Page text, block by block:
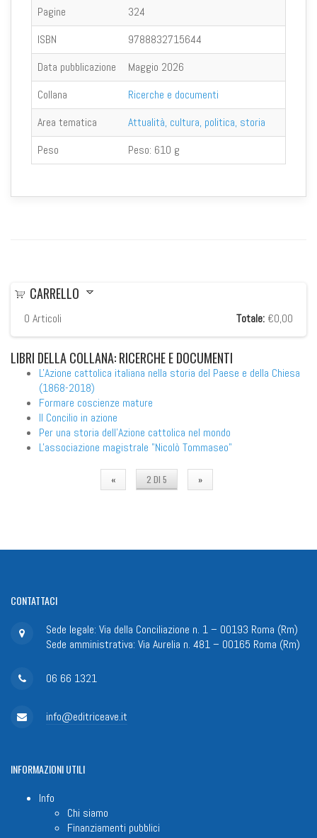
Pagine
324
ISBN
9788832715644
Data pubblicazione
Maggio 2026
Collana
Ricerche e documenti
Area tematica
Attualità, cultura, politica, storia
Peso
Peso: 610 g
CARRELLO
0 Articoli Totale: €0,00
LIBRI DELLA COLLANA: RICERCHE E DOCUMENTI
L'Azione cattolica italiana nella storia del Paese e della Chiesa
(1868-2018)
Formare coscienze mature
Il Concilio in azione
Per una storia dell’Azione cattolica nel mondo
L'associazione magistrale "Nicolò Tommaseo"
« 2 DI 5 »
CONTATTACI
Sede legale: Via della Conciliazione n. 1 – 00193 Roma (Rm)
Sede amministrativa: Via Aurelia n. 481 – 00165 Roma (Rm)
06 66 1321
info@editriceave.it
INFORMAZIONIUTILI
Info
Chi siamo
Finanziamenti pubblici